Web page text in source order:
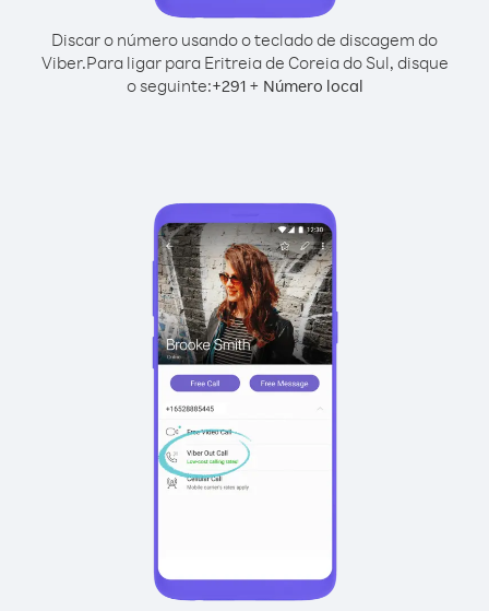
Discar o número usando o teclado de discagem do
Viber.Para ligar para Eritreia de Coreia do Sul, disque
o seguinte:+291+ Número local